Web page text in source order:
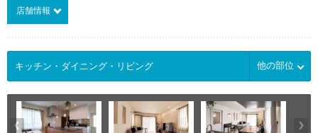
店舗情報
他の部位